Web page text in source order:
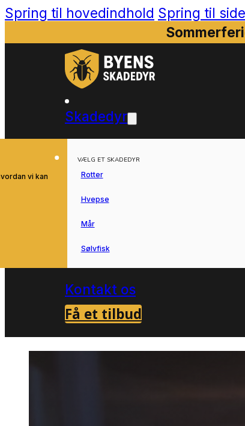
Spring til hovedindhold Spring til
Skadedyr
vi kan
VÆLG ET SKADEDYR
Rotter
Hvepse
Mår
Sølvfisk
Kontakt os
Få et tilbud